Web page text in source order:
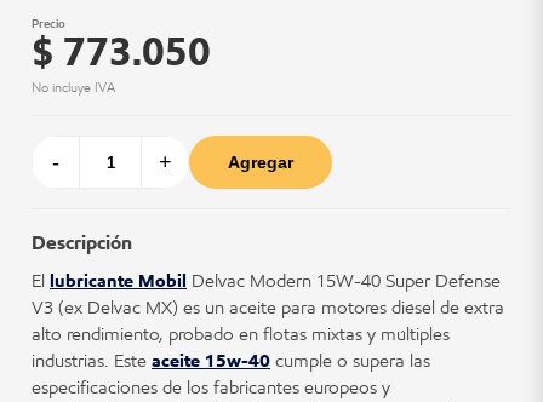
Precio
$ 773.050
No incluye IVA
- + Agregar
Descripción
El lubricante Mobil Delvac Modern 15W-40 Super Defense
V3 (ex Delvac MX) es un aceite para motores diésel de extra
alto rendimiento, probado en flotas mixtas y múltiples
industrias. Este aceite 15w-40 cumple o supera las
especificaciones de los fabricantes europeos y